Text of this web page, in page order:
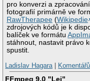
pro konverzi a
fotografií primárně ve
RawTherapee (Wikipedie
zdrojových kódů je k
balíček ve formátu
stáhnout, nastavit právo
spustit.
Ladislav Hagara|
FFmpeg 9.0 "Lei"